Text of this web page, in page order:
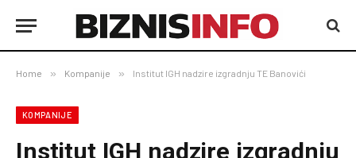
Home » Kompanije » Institut IGH nadzire izgradnju TE Banovići
KOMPANIJE
Institut IGH nadzire izgradnju